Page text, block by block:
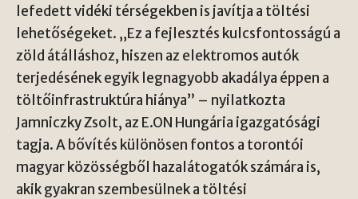
lefedett vidéki térségekben is javítja a töltési
lehetőségeket. „Ez a fejlesztés kulcsfontosságú a
zöld átálláshoz, hiszen az elektromos autók
terjedésének egyik legnagyobb akadálya éppen a
töltőinfrastruktúra hiánya” – nyilatkozta
Jamniczky Zsolt, az E.ON Hungária igazgatósági
tagja. A bővítés különösen fontos a torontói
magyar közösségből hazalátogatók számára is,
akik gyakran szembesülnek a töltési